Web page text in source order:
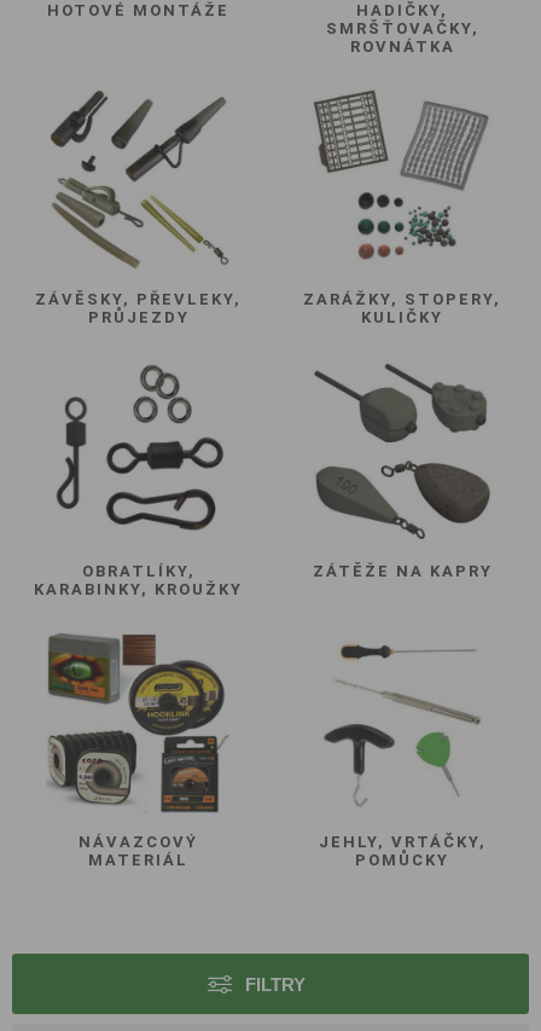
HOTOVÉ MONTÁŽE
HADIČKY,
SMRŠŤOVAČKY,
ROVNÁTKA
ZÁVĚSKY, PŘEVLEKY,
PRŮJEZDY
ZARÁŽKY, STOPERY,
KULIČKY
OBRATLÍKY,
KARABINKY, KROUŽKY
ZÁTĚŽE NA KAPRY
NÁVAZCOVÝ
MATERIÁL
JEHLY, VRTÁČKY,
POMŮCKY
FILTRY